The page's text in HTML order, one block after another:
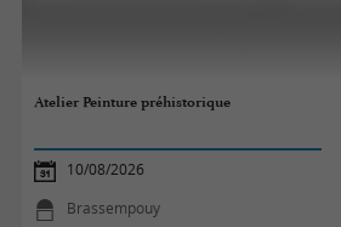
Atelier Peinture préhistorique
10/08/2026
Brassempouy